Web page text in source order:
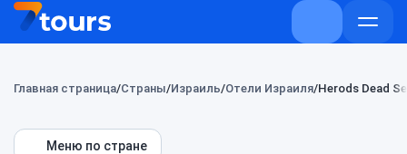
+7 (800) 707-
Главная страница Страны Израиль Отели Израиля Herods Dead
Меню по стране